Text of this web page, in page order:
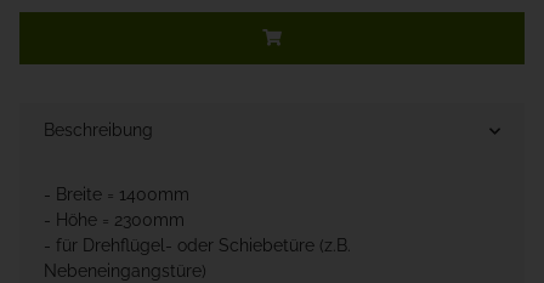
Beschreibung
- Breite = 1400mm
- Höhe = 2300mm
- für Drehflügel- oder Schiebetüre (z.B.
Nebeneingangstüre)